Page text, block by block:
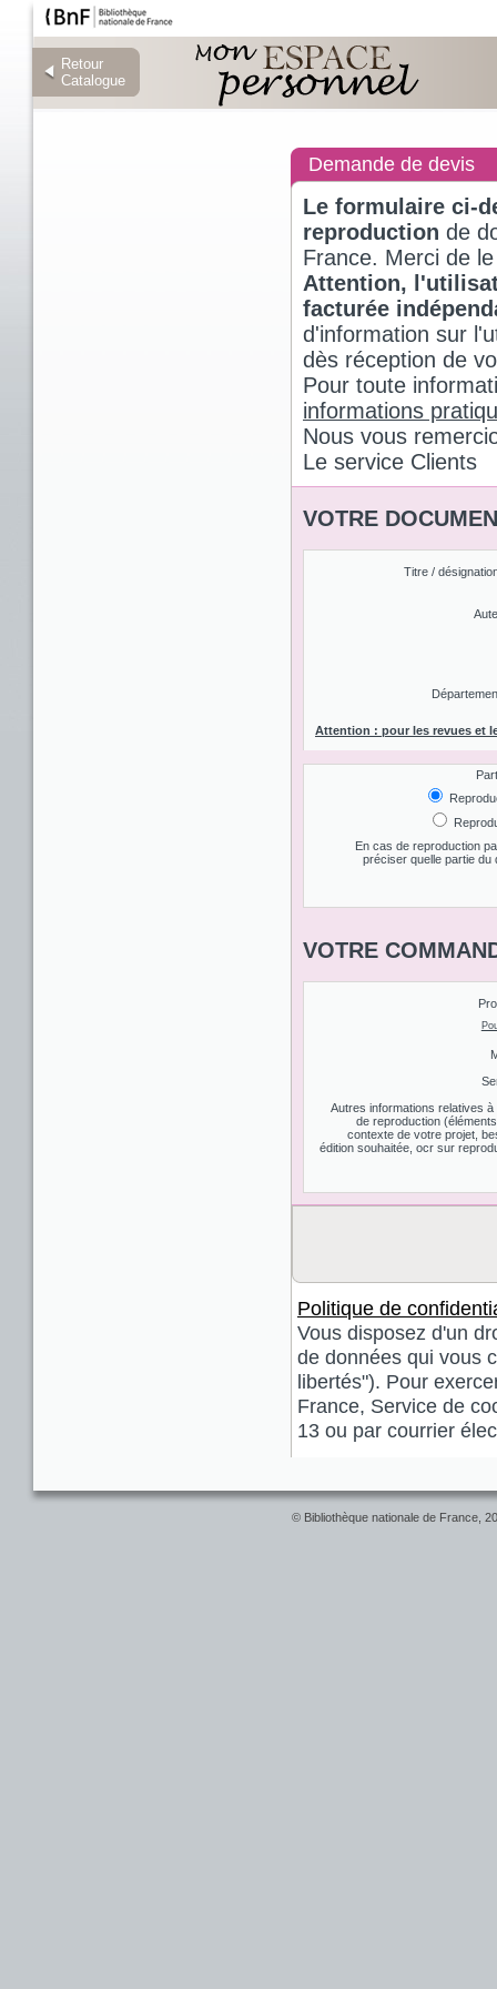
Retour
Catalogue
Retour
Catalogue
Demande de devis
Le formulaire ci-
reproduction de
France. Merci de
Attention,
facturée
d'information sur
dès réception de
Pour toute
informations
Nous vous
Le service Clients
VOTRE
Titre /
Attention : pour les revues et
En cas de reproduction
préciser quelle partie du
VOTRE
Autres informations relatives
de reproduction
contexte de votre projet,
édition souhaitée, ocr sur
Politique de
Vous disposez d'un
de données qui vous
libertés"). Pour
France, Service de
13 ou par courrier
© Bibliothèque nationale de France,